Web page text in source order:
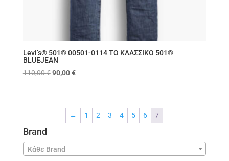
Levi’s® 501® 00501-0114 ΤΟ ΚΛΑΣΣΙΚΟ 501®
BLUEJEAN
110,00€ Original
110,00 €.
90,00€Η
είναι:
90,00 €.
← 1 2 3 4 5 6 7
Brand
Κάθε Brand